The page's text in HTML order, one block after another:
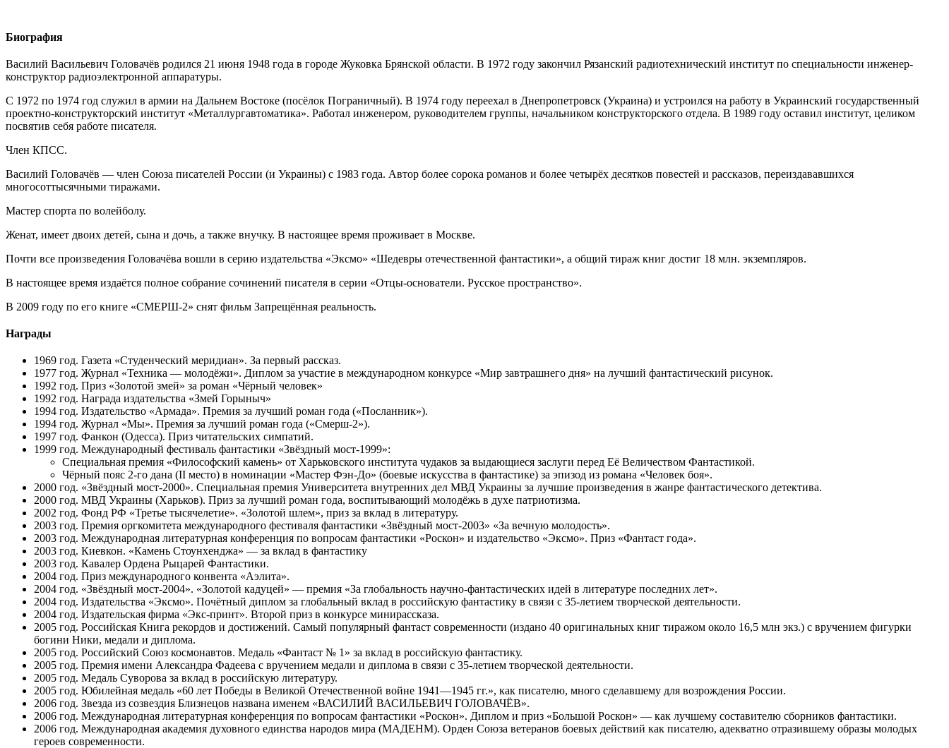
Биография
Василий Васильевич Головачёв родился 21 июня 1948 года в городе Жуковка Брянской области. В 1972 году закончил Рязанский радиотехнический институт по специальности инженер-
конструктор радиоэлектронной аппаратуры.
С 1972 по 1974 год служил в армии на Дальнем Востоке (посёлок Пограничный). В 1974 году переехал в Днепропетровск (Украина) и устроился на работу в Украинский государственный
проектно-конструкторский институт «Металлургавтоматика». Работал инженером, руководителем группы, начальником конструкторского отдела. В 1989 году оставил институт, целиком
посвятив себя работе писателя.
Член КПСС.
Василий Головачёв — член Союза писателей России (и Украины) с 1983 года. Автор более сорока романов и более четырёх десятков повестей и рассказов, переиздававшихся
многосоттысячными тиражами.
Мастер спорта по волейболу.
Женат, имеет двоих детей, сына и дочь, а также внучку. В настоящее время проживает в Москве.
Почти все произведения Головачёва вошли в серию издательства «Эксмо» «Шедевры отечественной фантастики», а общий тираж книг достиг 18 млн. экземпляров.
В настоящее время издаётся полное собрание сочинений писателя в серии «Отцы-основатели. Русское пространство».
В 2009 году по его книге «СМЕРШ-2» снят фильм Запрещённая реальность.
Награды
1969 год. Газета «Студенческий меридиан». За первый рассказ.
1977 год. Журнал «Техника — молодёжи». Диплом за участие в международном конкурсе «Мир завтрашнего дня» на лучший фантастический рисунок.
1992 год. Приз «Золотой змей» за роман «Чёрный человек»
1992 год. Награда издательства «Змей Горыныч»
1994 год. Издательство «Армада». Премия за лучший роман года («Посланник»).
1994 год. Журнал «Мы». Премия за лучший роман года («Смерш-2»).
1997 год. Фанкон (Одесса). Приз читательских симпатий.
1999 год. Международный фестиваль фантастики «Звёздный мост-1999»:
Специальная премия «Философский камень» от Харьковского института чудаков за выдающиеся заслуги перед Её Величеством Фантастикой.
Чёрный пояс 2-го дана (II место) в номинации «Мастер Фэн-До» (боевые искусства в фантастике) за эпизод из романа «Человек боя».
2000 год. «Звёздный мост-2000». Специальная премия Университета внутренних дел МВД Украины за лучшие произведения в жанре фантастического детектива.
2000 год. МВД Украины (Харьков). Приз за лучший роман года, воспитывающий молодёжь в духе патриотизма.
2002 год. Фонд РФ «Третье тысячелетие». «Золотой шлем», приз за вклад в литературу.
2003 год. Премия оргкомитета международного фестиваля фантастики «Звёздный мост-2003» «За вечную молодость».
2003 год. Международная литературная конференция по вопросам фантастики «Роскон» и издательство «Эксмо». Приз «Фантаст года».
2003 год. Киевкон. «Камень Стоунхенджа» — за вклад в фантастику
2003 год. Кавалер Ордена Рыцарей Фантастики.
2004 год. Приз международного конвента «Аэлита».
2004 год. «Звёздный мост-2004». «Золотой кадуцей» — премия «За глобальность научно-фантастических идей в литературе последних лет».
2004 год. Издательства «Эксмо». Почётный диплом за глобальный вклад в российскую фантастику в связи с 35-летием творческой деятельности.
2004 год. Издательская фирма «Экс-принт». Второй приз в конкурсе минирассказа.
2005 год. Российская Книга рекордов и достижений. Самый популярный фантаст современности (издано 40 оригинальных книг тиражом около 16,5 млн экз.) с вручением фигурки
богини Ники, медали и диплома.
2005 год. Российский Союз космонавтов. Медаль «Фантаст № 1» за вклад в российскую фантастику.
2005 год. Премия имени Александра Фадеева с вручением медали и диплома в связи с 35-летием творческой деятельности.
2005 год. Медаль Суворова за вклад в российскую литературу.
2005 год. Юбилейная медаль «60 лет Победы в Великой Отечественной войне 1941—1945 гг.», как писателю, много сделавшему для возрождения России.
2006 год. Звезда из созвездия Близнецов названа именем «ВАСИЛИЙ ВАСИЛЬЕВИЧ ГОЛОВАЧЁВ».
2006 год. Международная литературная конференция по вопросам фантастики «Роскон». Диплом и приз «Большой Роскон» — как лучшему составителю сборников фантастики.
2006 год. Международная академия духовного единства народов мира (МАДЕНМ). Орден Союза ветеранов боевых действий как писателю, адекватно отразившему образы молодых
героев современности.